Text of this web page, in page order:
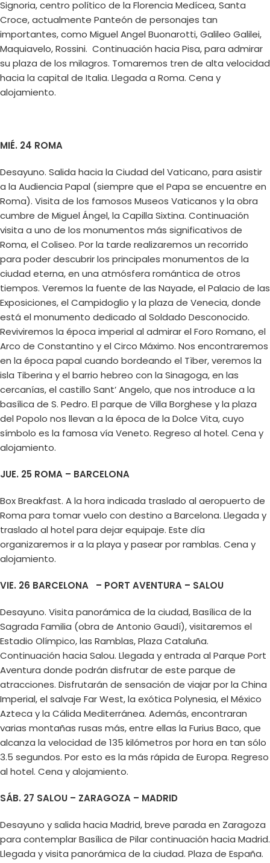
Signoria, centro político de la Florencia Medícea, Santa
Croce, actualmente Panteón de personajes tan
importantes, como Miguel Angel Buonarotti, Galileo Galilei,
Maquiavelo, Rossini. Continuación hacia Pisa, para admirar
su plaza de los milagros. Tomaremos tren de alta velocidad
hacia la capital de Italia. Llegada a Roma. Cena y
alojamiento.
MIÉ. 24 ROMA
Desayuno. Salida hacia la Ciudad del Vaticano, para asistir
a la Audiencia Papal (siempre que el Papa se encuentre en
Roma). Visita de los famosos Museos Vaticanos y la obra
cumbre de Miguel Ángel, la Capilla Sixtina. Continuación
visita a uno de los monumentos más significativos de
Roma, el Coliseo. Por la tarde realizaremos un recorrido
para poder descubrir los principales monumentos de la
ciudad eterna, en una atmósfera romántica de otros
tiempos. Veremos la fuente de las Nayade, el Palacio de las
Exposiciones, el Campidoglio y la plaza de Venecia, donde
está el monumento dedicado al Soldado Desconocido.
Reviviremos la época imperial al admirar el Foro Romano, el
Arco de Constantino y el Circo Máximo. Nos encontraremos
en la época papal cuando bordeando el Tìber, veremos la
isla Tiberina y el barrio hebreo con la Sinagoga, en las
cercanías, el castillo Sant’ Angelo, que nos introduce a la
basílica de S. Pedro. El parque de Villa Borghese y la plaza
del Popolo nos llevan a la época de la Dolce Vita, cuyo
símbolo es la famosa vía Veneto. Regreso al hotel. Cena y
alojamiento.
JUE. 25 ROMA – BARCELONA
Box Breakfast. A la hora indicada traslado al aeropuerto de
Roma para tomar vuelo con destino a Barcelona. Llegada y
traslado al hotel para dejar equipaje. Este día
organizaremos ir a la playa y pasear por ramblas. Cena y
alojamiento.
VIE. 26 BARCELONA – PORT AVENTURA – SALOU
Desayuno. Visita panorámica de la ciudad, Basílica de la
Sagrada Familia (obra de Antonio Gaudí), visitaremos el
Estadio Olímpico, las Ramblas, Plaza Cataluña.
Continuación hacia Salou. Llegada y entrada al Parque Port
Aventura donde podrán disfrutar de este parque de
atracciones. Disfrutarán de sensación de viajar por la China
Imperial, el salvaje Far West, la exótica Polynesia, el México
Azteca y la Cálida Mediterránea. Además, encontraran
varias montañas rusas más, entre ellas la Furius Baco, que
alcanza la velocidad de 135 kilómetros por hora en tan sólo
3.5 segundos. Por esto es la más rápida de Europa. Regreso
al hotel. Cena y alojamiento.
SÁB. 27 SALOU – ZARAGOZA – MADRID
Desayuno y salida hacia Madrid, breve parada en Zaragoza
para contemplar Basílica de Pilar continuación hacia Madrid.
Llegada y visita panorámica de la ciudad. Plaza de España.